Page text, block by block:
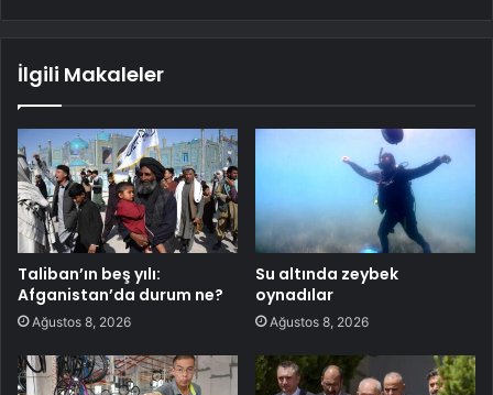
İlgili Makaleler
Taliban’ın beş yılı:
Afganistan’da durum ne?
Ağustos 8, 2026
Su altında zeybek
oynadılar
Ağustos 8, 2026